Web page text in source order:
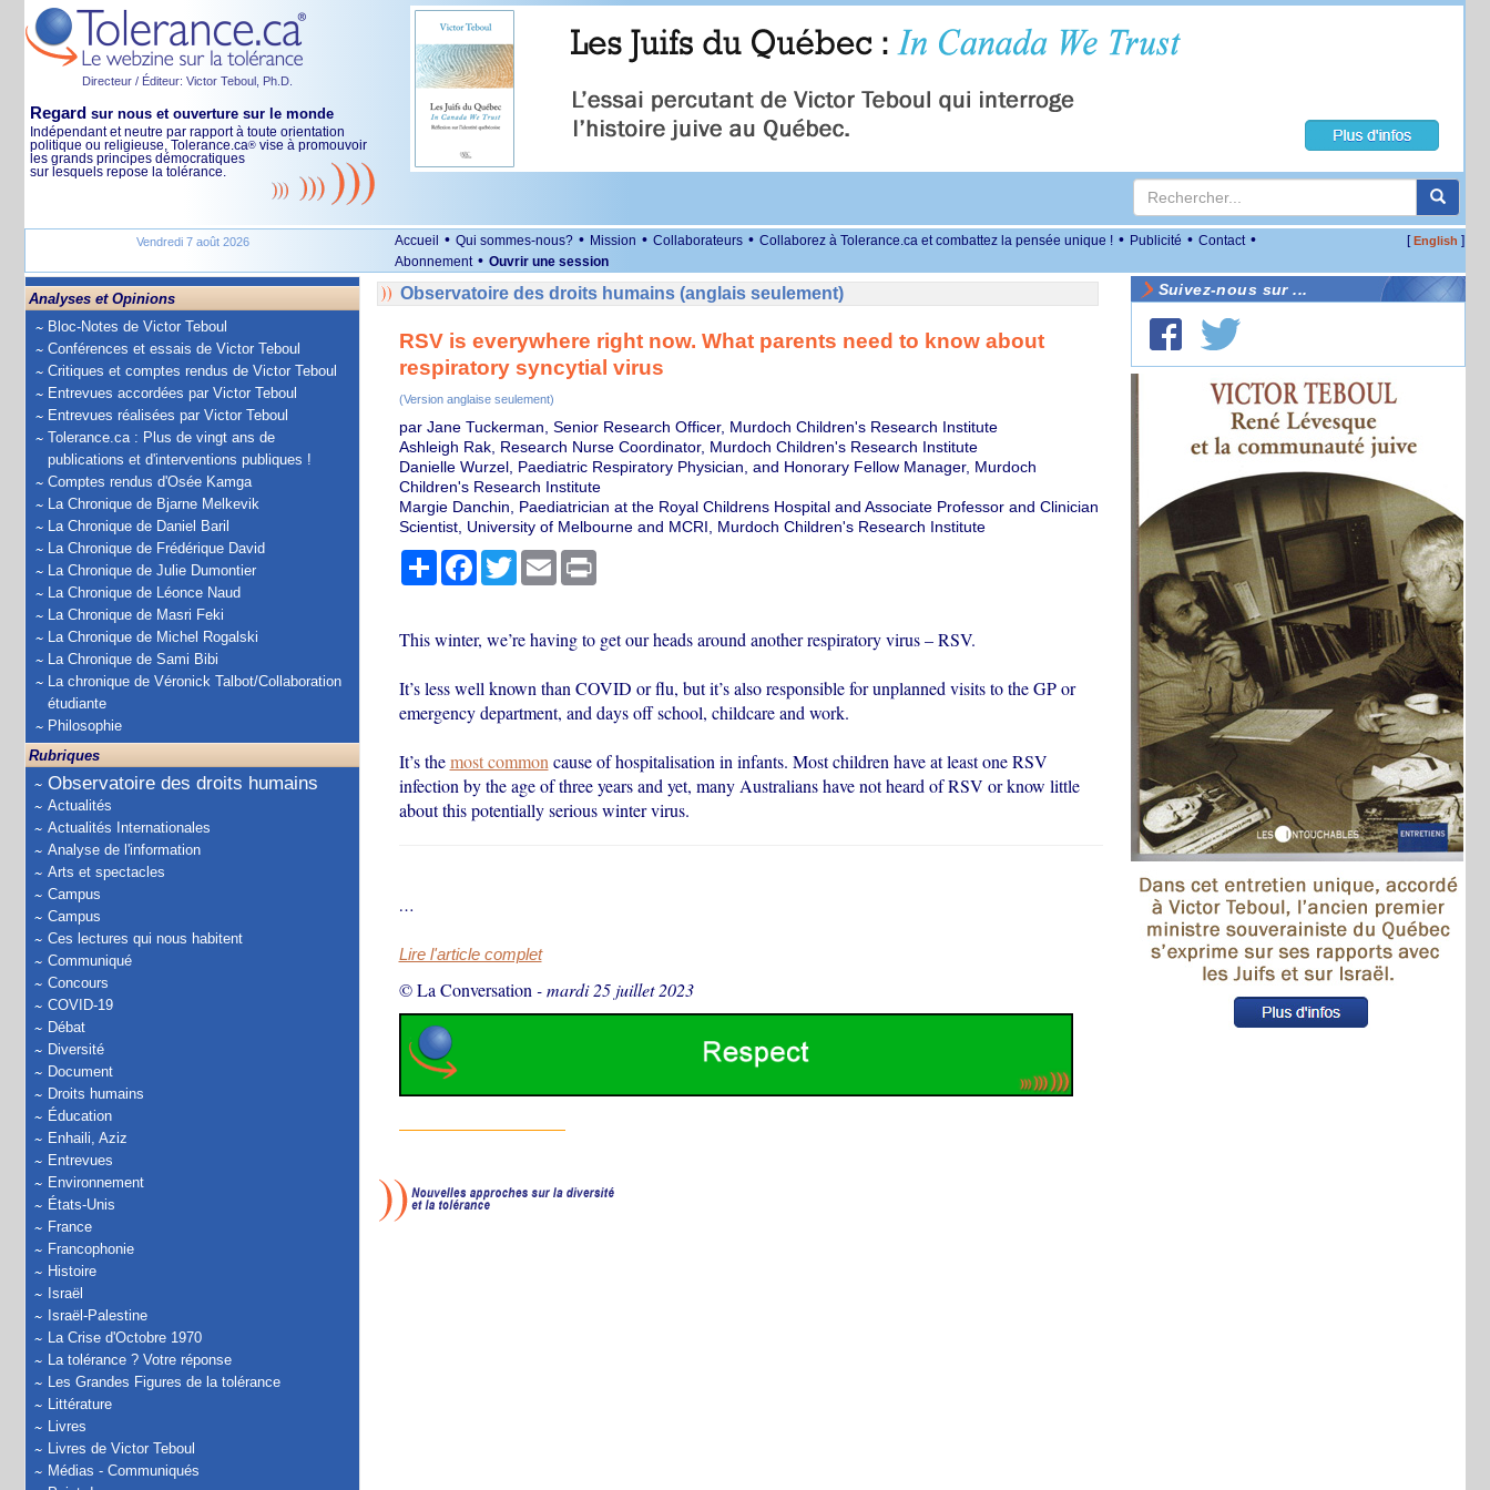
Directeur / Éditeur: Victor Teboul, Ph.D.
Regard sur nous et ouverture sur le monde
Indépendant et neutre par rapport à toute orientation
politique ou religieuse, Tolerance.ca® vise à promouvoir
les grands principes démocratiques
sur lesquels repose la tolérance.
Vendredi 7 août 2026 Accueil • Qui sommes-nous? • Mission • Collaborateurs • Collaborez à Tolerance.ca et combattez la pensée unique ! • Publicité • Contact •
Abonnement • Ouvrir une session
[English ]
Analyses et Opinions
Bloc-Notes de Victor Teboul
Conférences et essais de Victor Teboul
Critiques et comptes rendus de Victor Teboul
Entrevues accordées par Victor Teboul
Entrevues réalisées par Victor Teboul
Tolerance.ca : Plus de vingt ans de
publications et d'interventions publiques !
Comptes rendus d'Osée Kamga
La Chronique de Bjarne Melkevik
La Chronique de Daniel Baril
La Chronique de Frédérique David
La Chronique de Julie Dumontier
La Chronique de Léonce Naud
La Chronique de Masri Feki
La Chronique de Michel Rogalski
La Chronique de Sami Bibi
La chronique de Véronick Talbot/Collaboration
étudiante
Philosophie
Rubriques
Observatoire des droits humains
Actualités
Actualités Internationales
Analyse de l'information
Arts et spectacles
Campus
Campus
Ces lectures qui nous habitent
Communiqué
Concours
COVID-19
Débat
Diversité
Document
Droits humains
Éducation
Enhaili, Aziz
Entrevues
Environnement
États-Unis
France
Francophonie
Histoire
Israël
Israël-Palestine
La Crise d'Octobre 1970
La tolérance ? Votre réponse
Les Grandes Figures de la tolérance
Littérature
Livres
Livres de Victor Teboul
Médias - Communiqués
Observatoire des droits humains (anglais seulement)
RSV is everywhere right now. What parents need to know about
respiratory syncytial virus
(Version anglaise seulement)
par Jane Tuckerman, Senior Research Officer, Murdoch Children's Research Institute
Ashleigh Rak, Research Nurse Coordinator, Murdoch Children's Research Institute
Danielle Wurzel, Paediatric Respiratory Physician, and Honorary Fellow Manager, Murdoch
Children's Research Institute
Margie Danchin, Paediatrician at the Royal Childrens Hospital and Associate Professor and Clinician
Scientist, University of Melbourne and MCRI, Murdoch Children's Research Institute
PartagerFacebook
TwitterEmail Print
This winter, we’re having to get our heads around another respiratory virus – RSV.
It’s less well known than COVID or flu, but it’s also responsible for unplanned visits to the GP or
emergency department, and days off school, childcare and work.
It’s themost common cause of hospitalisation in infants. Most children have at least one RSV
infection by the age of three years and yet, many Australians have not heard of RSV or know little
about this potentially serious winter virus.
…
Lire l'article complet
© La Conversation -mardi 25 juillet 2023
Suivez-nous sur ...